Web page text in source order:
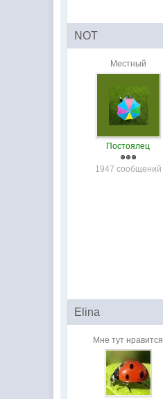
NOT
Местный
Постоялец
1947 сообщений
Elina
Мне тут нравится